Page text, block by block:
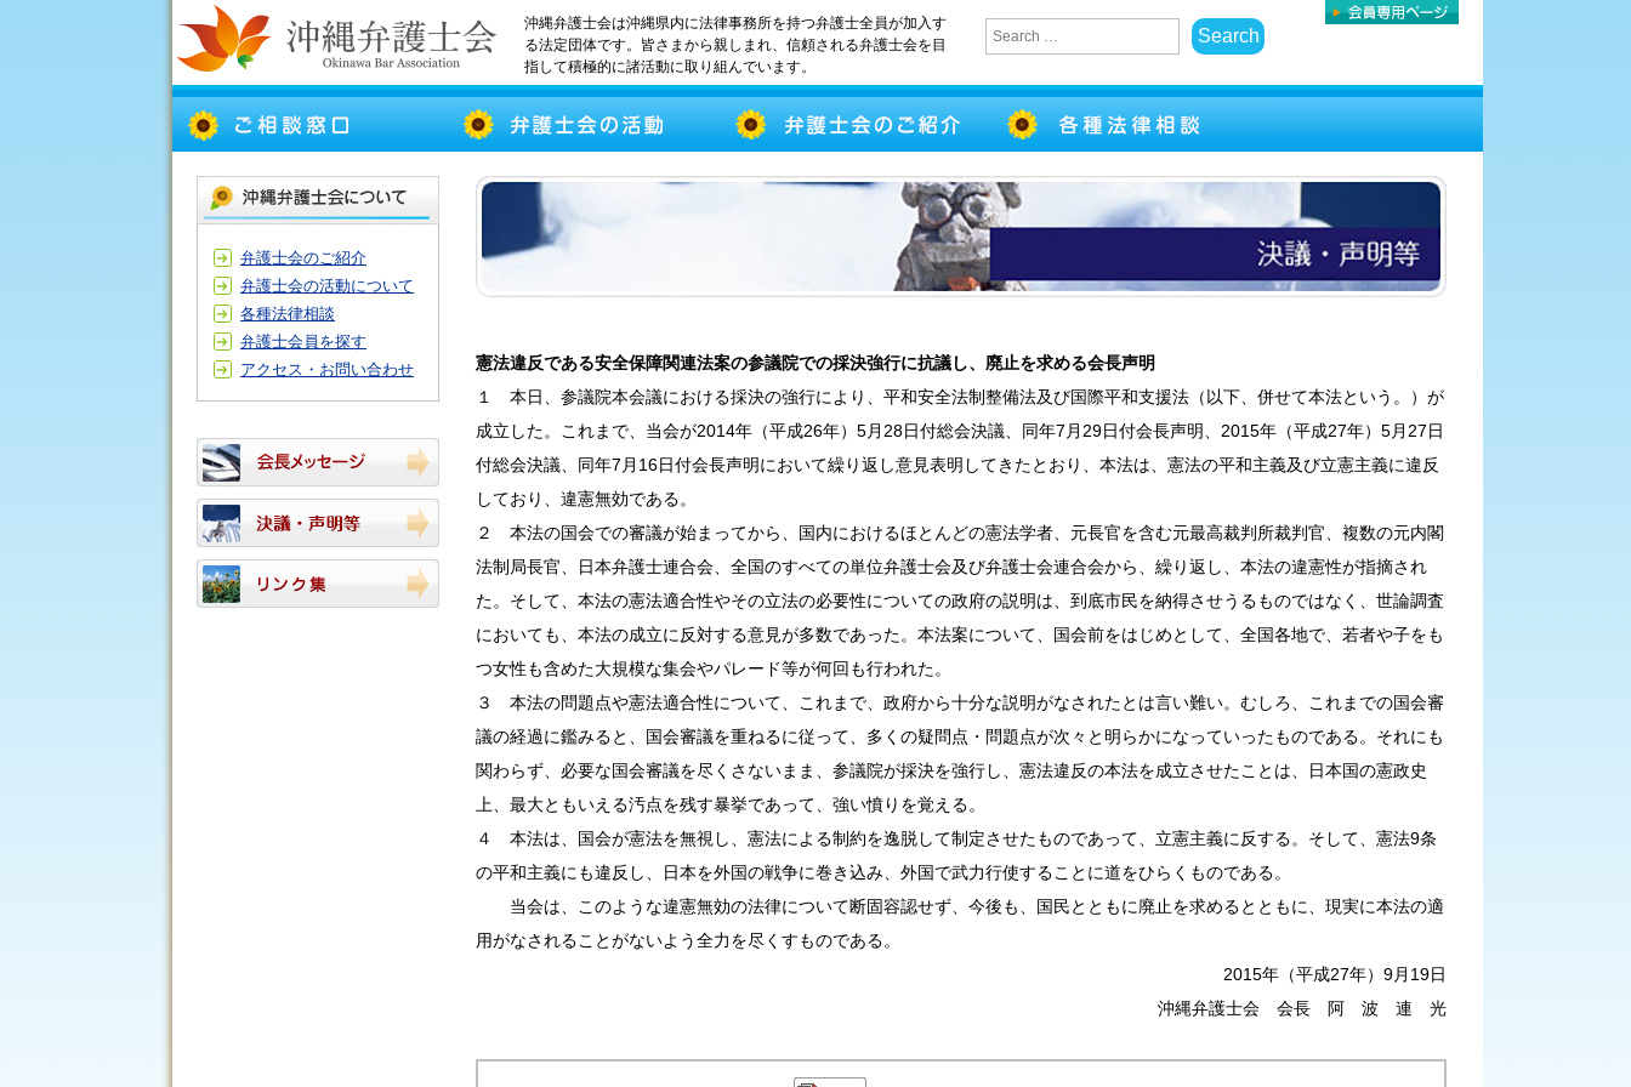
沖縄弁護士会は沖縄県内に法律事務所を持つ弁護士全員が加入す
る法定団体です。皆さまから親しまれ、信頼される弁護士会を目
指して積極的に諸活動に取り組んでいます。
弁護士会のご紹介
弁護士会の活動について
各種法律相談
弁護士会員を探す
アクセス・お問い合わせ
憲法違反である安全保障関連法案の参議院での採決強行に抗議し、廃止を求める会長声明
１ 本日、参議院本会議における採決の強行により、平和安全法制整備法及び国際平和支援法（以下、併せて本法という。）が
成立した。これまで、当会が2014年（平成26年）5月28日付総会決議、同年7月29日付会長声明、2015年（平成27年）5月27日
付総会決議、同年7月16日付会長声明において繰り返し意見表明してきたとおり、本法は、憲法の平和主義及び立憲主義に違反
しており、違憲無効である。
２ 本法の国会での審議が始まってから、国内におけるほとんどの憲法学者、元長官を含む元最高裁判所裁判官、複数の元内閣
法制局長官、日本弁護士連合会、全国のすべての単位弁護士会及び弁護士会連合会から、繰り返し、本法の違憲性が指摘され
た。そして、本法の憲法適合性やその立法の必要性についての政府の説明は、到底市民を納得させうるものではなく、世論調査
においても、本法の成立に反対する意見が多数であった。本法案について、国会前をはじめとして、全国各地で、若者や子をも
つ女性も含めた大規模な集会やパレード等が何回も行われた。
３ 本法の問題点や憲法適合性について、これまで、政府から十分な説明がなされたとは言い難い。むしろ、これまでの国会審
議の経過に鑑みると、国会審議を重ねるに従って、多くの疑問点・問題点が次々と明らかになっていったものである。それにも
関わらず、必要な国会審議を尽くさないまま、参議院が採決を強行し、憲法違反の本法を成立させたことは、日本国の憲政史
上、最大ともいえる汚点を残す暴挙であって、強い憤りを覚える。
４ 本法は、国会が憲法を無視し、憲法による制約を逸脱して制定させたものであって、立憲主義に反する。そして、憲法9条
の平和主義にも違反し、日本を外国の戦争に巻き込み、外国で武力行使することに道をひらくものである。
当会は、このような違憲無効の法律について断固容認せず、今後も、国民とともに廃止を求めるとともに、現実に本法の適
用がなされることがないよう全力を尽くすものである。
2015年（平成27年）9月19日
沖縄弁護士会 会長 阿 波 連 光